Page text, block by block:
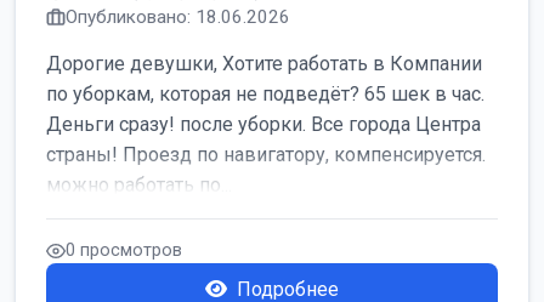
Опубликовано: 18.06.2026
Дорогие девушки, Хотите работать в Компании
по уборкам, которая не подведёт? 65 шек в час.
Деньги сразу! после уборки. Все города Центра
страны! Проезд по навигатору, компенсируется.
можно работать по...
0 просмотров
Подробнее